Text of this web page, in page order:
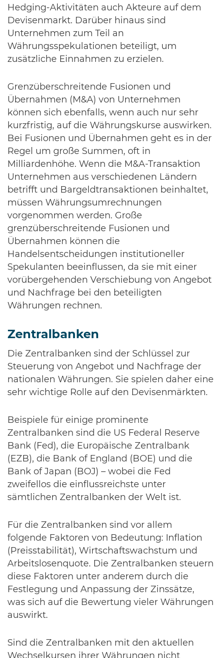
Hedging-Aktivitäten auch Akteure auf dem
Devisenmarkt. Darüber hinaus sind
Unternehmen zum Teil an
Währungsspekulationen beteiligt, um
zusätzliche Einnahmen zu erzielen.
Grenzüberschreitende Fusionen und
Übernahmen (M&A) von Unternehmen
können sich ebenfalls, wenn auch nur sehr
kurzfristig, auf die Währungskurse auswirken.
Bei Fusionen und Übernahmen geht es in der
Regel um große Summen, oft in
Milliardenhöhe. Wenn die M&A-Transaktion
Unternehmen aus verschiedenen Ländern
betrifft und Bargeldtransaktionen beinhaltet,
müssen Währungsumrechnungen
vorgenommen werden. Große
grenzüberschreitende Fusionen und
Übernahmen können die
Handelsentscheidungen institutioneller
Spekulanten beeinflussen, da sie mit einer
vorübergehenden Verschiebung von Angebot
und Nachfrage bei den beteiligten
Währungen rechnen.
Zentralbanken
Die Zentralbanken sind der Schlüssel zur
Steuerung von Angebot und Nachfrage der
nationalen Währungen. Sie spielen daher eine
sehr wichtige Rolle auf den Devisenmärkten.
Beispiele für einige prominente
Zentralbanken sind die US Federal Reserve
Bank (Fed), die Europäische Zentralbank
(EZB), die Bank of England (BOE) und die
Bank of Japan (BOJ) – wobei die Fed
zweifellos die einflussreichste unter
sämtlichen Zentralbanken der Welt ist.
Für die Zentralbanken sind vor allem
folgende Faktoren von Bedeutung: Inflation
(Preisstabilität), Wirtschaftswachstum und
Arbeitslosenquote. Die Zentralbanken steuern
diese Faktoren unter anderem durch die
Festlegung und Anpassung der Zinssätze,
was sich auf die Bewertung vieler Währungen
auswirkt.
Sind die Zentralbanken mit den aktuellen
Wechselkursen ihrer Währungen nicht